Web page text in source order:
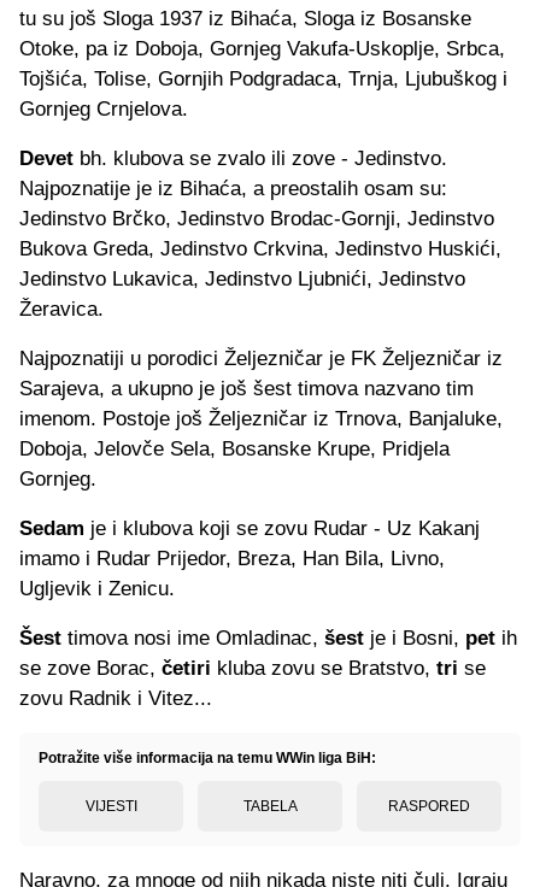
tu su još Sloga 1937 iz Bihaća, Sloga iz Bosanske
Otoke, pa iz Doboja, Gornjeg Vakufa-Uskoplje, Srbca,
Tojšića, Tolise, Gornjih Podgradaca, Trnja, Ljubuškog i
Gornjeg Crnjelova.
Devet bh. klubova se zvalo ili zove - Jedinstvo.
Najpoznatije je iz Bihaća, a preostalih osam su:
Jedinstvo Brčko, Jedinstvo Brodac-Gornji, Jedinstvo
Bukova Greda, Jedinstvo Crkvina, Jedinstvo Huskići,
Jedinstvo Lukavica, Jedinstvo Ljubnići, Jedinstvo
Žeravica.
Najpoznatiji u porodici Željezničar je FK Željezničar iz
Sarajeva, a ukupno je još šest timova nazvano tim
imenom. Postoje još Željezničar iz Trnova, Banjaluke,
Doboja, Jelovče Sela, Bosanske Krupe, Pridjela
Gornjeg.
Sedam je i klubova koji se zovu Rudar - Uz Kakanj
imamo i Rudar Prijedor, Breza, Han Bila, Livno,
Ugljevik i Zenicu.
Šest timova nosi ime Omladinac, šest je i Bosni, pet ih
se zove Borac, četiri kluba zovu se Bratstvo, tri se
zovu Radnik i Vitez...
Potražite više informacija na temu WWin liga BiH:
VIJESTI TABELA RASPORED
Naravno, za mnoge od njih nikada niste niti čuli. Igraju